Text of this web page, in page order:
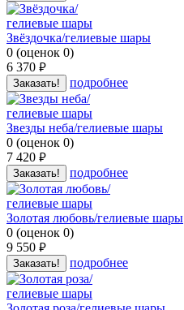
Звёздочка/гелиевые шары
0 (оценок 0)
6 370 руб.
Заказать! подробнее
Звезды неба/гелиевые шары
0 (оценок 0)
7 420 руб.
Заказать! подробнее
Золотая любовь/гелиевые шары
0 (оценок 0)
9 550 руб.
Заказать! подробнее